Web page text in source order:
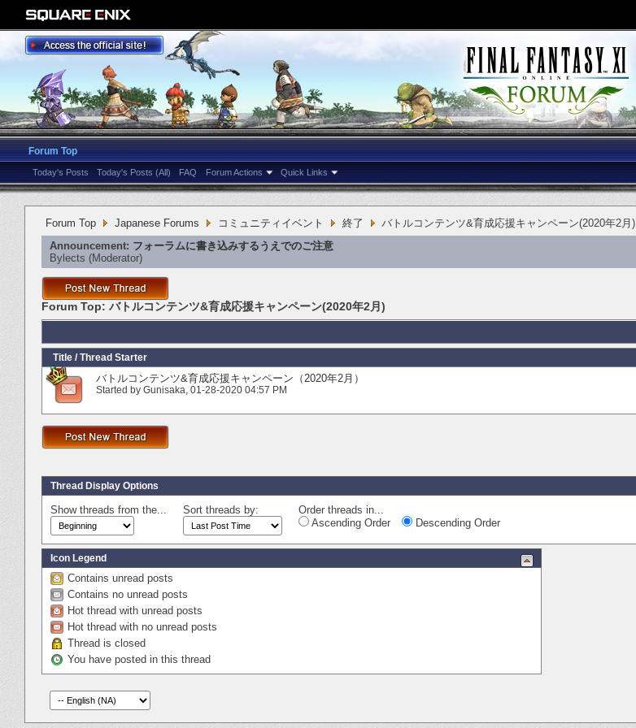
Forum Top
Today's Posts Today's Posts (All) FAQ Forum Actions Quick Links
Forum Top Japanese Forums コミュニティイベント 終了
バトルコンテンツ&育成応援キャンペーン(2020年2月)
Announcement: フォーラムに書き込みするうえでのご注意
Bylects ‎(Moderator)
Forum Top: バトルコンテンツ&育成応援キャンペーン(2020年2月)
Title / Thread Starter
バトルコンテンツ&育成応援キャンペーン（2020年2月）
Started by Gunisaka‎, 01-28-2020 04:57 PM
Thread Display Options
Show threads from the... Sort threads by:
Order threads in...
Ascending Order
Descending Order
Icon Legend
Contains unread posts
Contains no unread posts
Hot thread with unread posts
Hot thread with no unread posts
Thread is closed
You have posted in this thread